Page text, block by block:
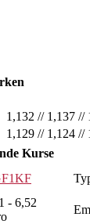
1,132 //1,137 //
1,129 //1,124 //
Kurse
- 6,52